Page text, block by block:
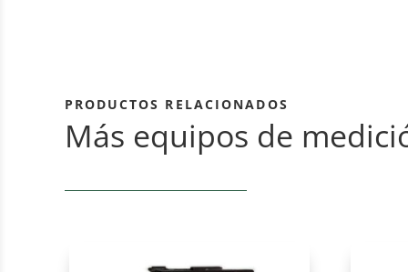
PRODUCTOS RELACIONADOS
Más equipos de